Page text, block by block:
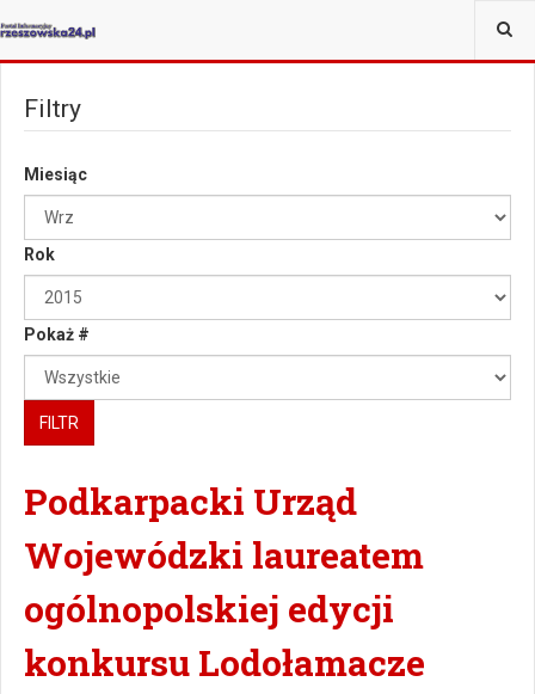
JESTEŚ TUTAJ:
Filtry
Miesiąc
Rok
Pokaż #
FILTR
Podkarpacki Urząd
Wojewódzki laureatem
ogólnopolskiej edycji
konkursu Lodołamacze